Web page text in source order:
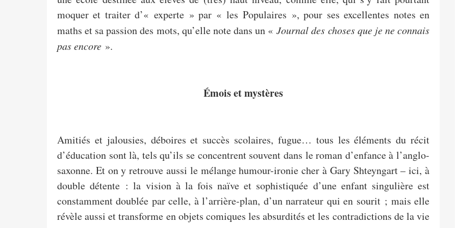
moquer et traiter d’« experte » par « les Populaires », pour ses excellentes notes en
maths et sa passion des mots, qu’elle note dans un «Journal des choses que je ne connais
pas encore ».
Émois et mystères
Amitiés et jalousies, déboires et succès scolaires, fugue… tous les éléments du récit
d’éducation sont là, tels qu’ils se concentrent souvent dans le roman d’enfance à l’anglo-
saxonne. Et on y retrouve aussi le mélange humour-ironie cher à Gary Shteyngart – ici, à
double détente : la vision à la fois naïve et sophistiquée d’une enfant singulière est
constamment doublée par celle, à l’arrière-plan, d’un narrateur qui en sourit ; mais elle
révèle aussi et transforme en objets comiques les absurdités et les contradictions de la vie